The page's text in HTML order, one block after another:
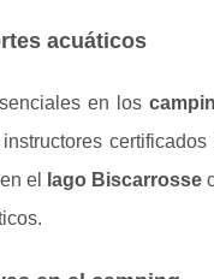
acuáticos
en los
el
lago Biscarrosse